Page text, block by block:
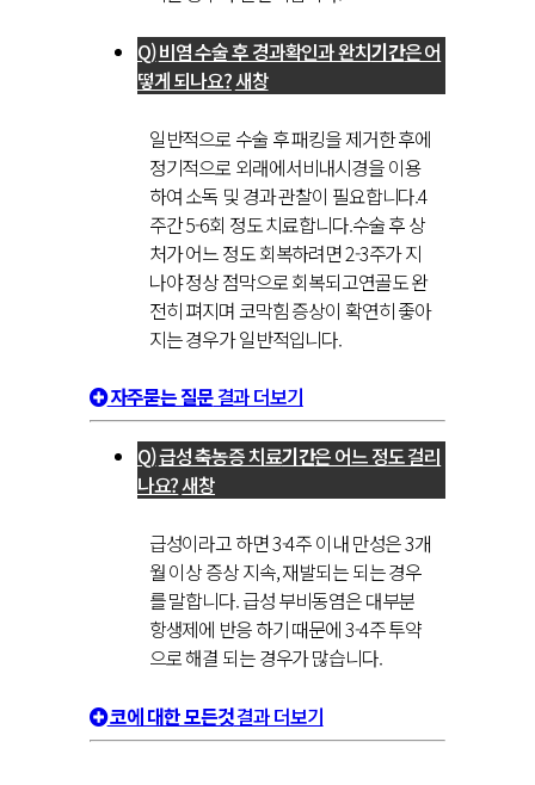
비염 수술 후 경과확인과 완치기간은 어
떻게 되나요?새창
일반적으로 수술 후 패킹을 제거한 후에
정기적으로 외래에서비내시경을 이용
하여 소독 및 경과 관찰이 필요합니다.4
주간 5-6회 정도 치료합니다.수술 후 상
처가 어느 정도 회복하려면 2-3주가 지
나야 정상 점막으로 회복되고연골도 완
전히 펴지며 코막힘 증상이 확연히 좋아
지는 경우가 일반적입니다.
자주묻는 질문결과 더보기
급성 축농증 치료기간은 어느 정도 걸리
나요?새창
급성이라고 하면 3-4주 이내 만성은 3개
월 이상 증상 지속, 재발되는 되는 경우
를 말합니다. 급성 부비동염은 대부분
항생제에 반응 하기 때문에 3-4주 투약
으로 해결 되는 경우가 많습니다.
코에 대한 모든것결과 더보기